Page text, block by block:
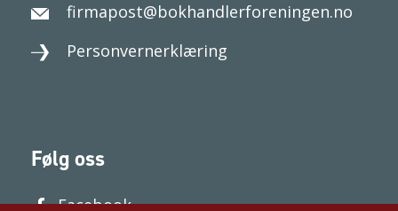
firmapost@bokhandlerforeningen.no
Personvernerklæring
Følg oss
Facebook